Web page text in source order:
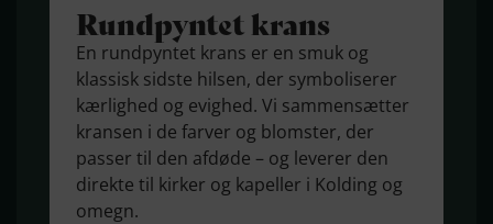
Rundpyntet krans
En rundpyntet krans er en smuk og
klassisk sidste hilsen, der symboliserer
kærlighed og evighed. Vi sammensætter
kransen i de farver og blomster, der
passer til den afdøde – og leverer den
direkte til kirker og kapeller i Kolding og
omegn.